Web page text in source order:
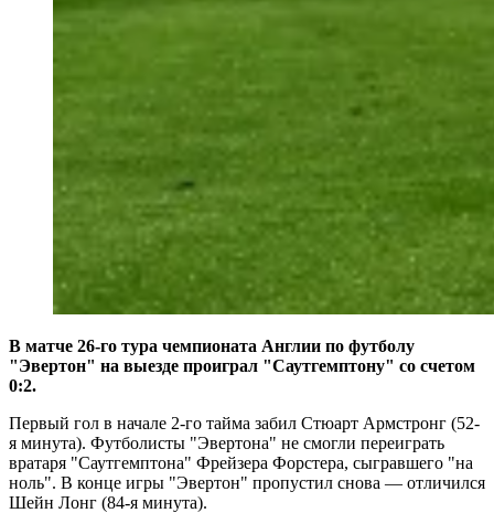
В матче 26-го тура чемпионата Англии по футболу
"Эвертон" на выезде проиграл "Саутгемптону" со счетом
0:2.
Первый гол в начале 2-го тайма забил Стюарт Армстронг (52-
я минута). Футболисты "Эвертона" не смогли переиграть
вратаря "Саутгемптона" Фрейзера Форстера, сыгравшего "на
ноль". В конце игры "Эвертон" пропустил снова — отличился
Шейн Лонг (84-я минута).